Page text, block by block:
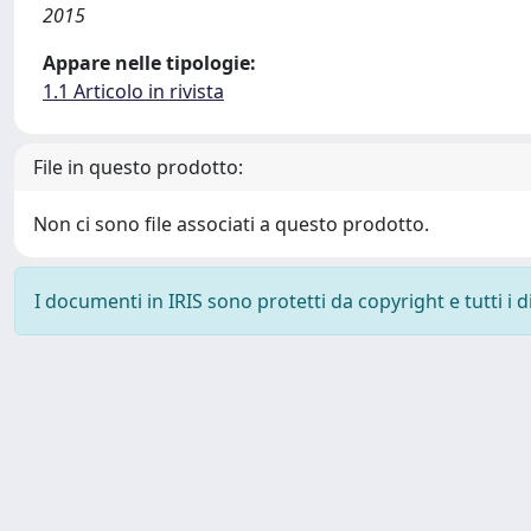
2015
Appare nelle tipologie:
1.1 Articolo in rivista
File in questo prodotto:
Non ci sono file associati a questo prodotto.
I documenti in IRIS sono protetti da copyright e tutti i